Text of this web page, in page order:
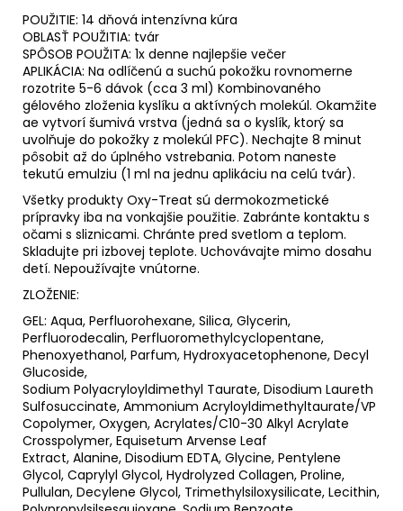
POUŽITIE: 14 dňová intenzívna kúra
OBLASŤ POUŽITIA: tvár
SPÔSOB POUŽITA: 1x denne najlepšie večer
APLIKÁCIA: Na odlíčenú a suchú pokožku rovnomerne
rozotrite 5-6 dávok (cca 3 ml) Kombinovaného
gélového zloženia kyslíku a aktívných molekúl. Okamžite
ae vytvorí šumivá vrstva (jedná sa o kyslík, ktorý sa
uvolňuje do pokožky z molekúl PFC). Nechajte 8 minut
pôsobit až do úplného vstrebania. Potom naneste
tekutú emulziu (1 ml na jednu aplikáciu na celú tvár).
Všetky produkty Oxy-Treat sú dermokozmetické
prípravky iba na vonkajšie použitie. Zabránte kontaktu s
očami s sliznicami. Chránte pred svetlom a teplom.
Skladujte pri izbovej teplote. Uchovávajte mimo dosahu
detí. Nepoužívajte vnútorne.
ZLOŽENIE:
GEL: Aqua, Perfluorohexane, Silica, Glycerin,
Perfluorodecalin, Perfluoromethylcyclopentane,
Phenoxyethanol, Parfum, Hydroxyacetophenone, Decyl
Glucoside,
Sodium Polyacryloyldimethyl Taurate, Disodium Laureth
Sulfosuccinate, Ammonium Acryloyldimethyltaurate/VP
Copolymer, Oxygen, Acrylates/C10-30 Alkyl Acrylate
Crosspolymer, Equisetum Arvense Leaf
Extract, Alanine, Disodium EDTA, Glycine, Pentylene
Glycol, Caprylyl Glycol, Hydrolyzed Collagen, Proline,
Pullulan, Decylene Glycol, Trimethylsiloxysilicate, Lecithin,